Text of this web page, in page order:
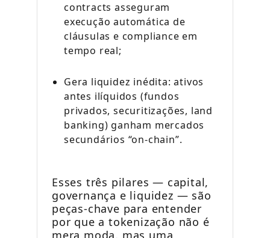
contracts asseguram
execução automática de
cláusulas e compliance em
tempo real;
Gera liquidez inédita: ativos
antes ilíquidos (fundos
privados, securitizações, land
banking) ganham mercados
secundários “on-chain”.
Esses três pilares — capital,
governança e liquidez — são
peças-chave para entender
por que a tokenização não é
mera moda, mas uma